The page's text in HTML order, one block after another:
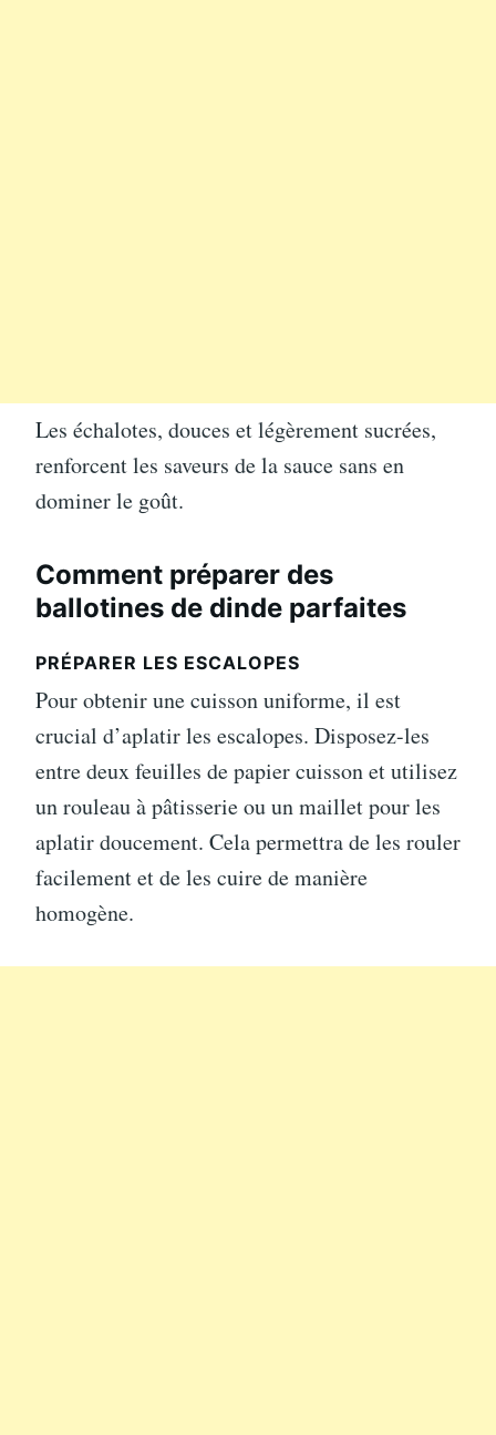
Les échalotes, douces et légèrement sucrées,
renforcent les saveurs de la sauce sans en
dominer le goût.
Comment préparer des
ballotines de dinde parfaites
PRÉPARER LES ESCALOPES
Pour obtenir une cuisson uniforme, il est
crucial d’aplatir les escalopes. Disposez-les
entre deux feuilles de papier cuisson et utilisez
un rouleau à pâtisserie ou un maillet pour les
aplatir doucement. Cela permettra de les rouler
facilement et de les cuire de manière
homogène.